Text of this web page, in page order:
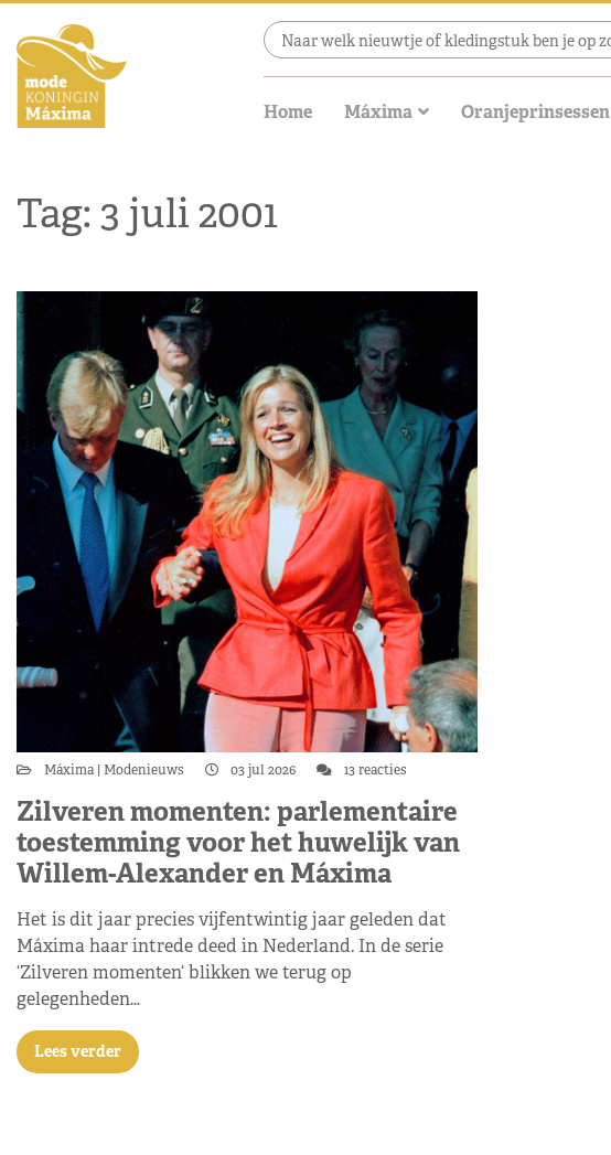
Home Máxima Oranjeprinsessen
Tag: 3 juli 2001
Máxima Modenieuws 03 jul 2026 13 reacties
Zilveren momenten: parlementaire
toestemming voor het huwelijk van
Willem-Alexander en Máxima
Het is dit jaar precies vijfentwintig jaar geleden dat
Máxima haar intrede deed in Nederland. In de serie
‘Zilveren momenten‘ blikken we terug op
gelegenheden…
Lees verder